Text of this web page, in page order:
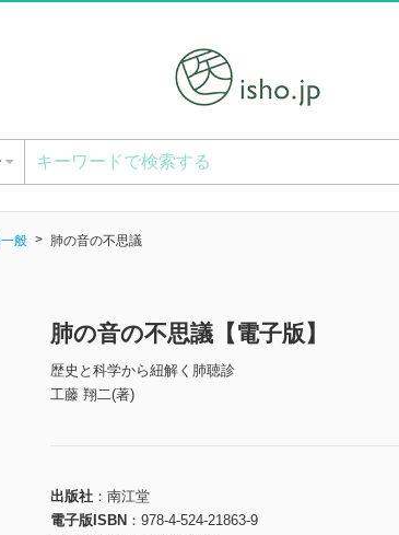
般 肺の音の不思議
肺の音の不思議【電子版】
歴史と科学から紐解く肺聴診
工藤 翔二(著)
出版社
南江堂
電子版ISBN
978-4-524-21863-9